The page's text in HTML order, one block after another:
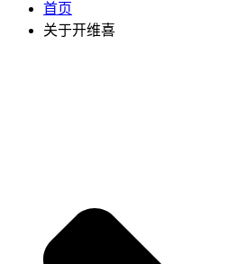
首页
关于开维喜